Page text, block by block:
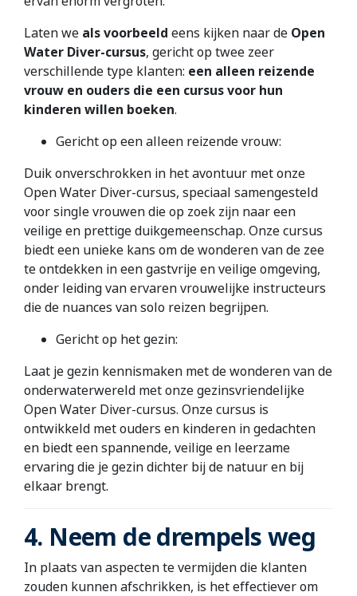
Laten we als voorbeeld eens kijken naar de Open
Water Diver-cursus, gericht op twee zeer
verschillende type klanten: een alleen reizende
vrouw en ouders die een cursus voor hun
kinderen willen boeken.
Gericht op een alleen reizende vrouw:
Duik onverschrokken in het avontuur met onze
Open Water Diver-cursus, speciaal samengesteld
voor single vrouwen die op zoek zijn naar een
veilige en prettige duikgemeenschap. Onze cursus
biedt een unieke kans om de wonderen van de zee
te ontdekken in een gastvrije en veilige omgeving,
onder leiding van ervaren vrouwelijke instructeurs
die de nuances van solo reizen begrijpen.
Gericht op het gezin:
Laat je gezin kennismaken met de wonderen van de
onderwaterwereld met onze gezinsvriendelijke
Open Water Diver-cursus. Onze cursus is
ontwikkeld met ouders en kinderen in gedachten
en biedt een spannende, veilige en leerzame
ervaring die je gezin dichter bij de natuur en bij
elkaar brengt.
4. Neem de drempels weg
In plaats van aspecten te vermijden die klanten
zouden kunnen afschrikken, is het effectiever om